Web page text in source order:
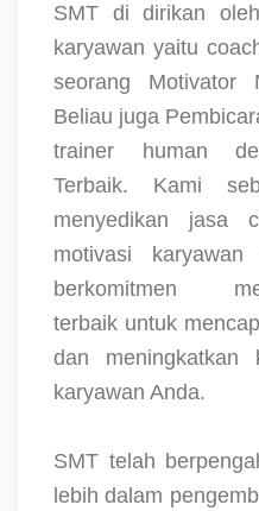
SMT di dirikan
karyawan yaitu
seorang Motivator
Beliau juga
trainer human
Terbaik. Kami
menyedikan jasa
motivasi
berkomitmen
terbaik untuk
dan meningkatkan
karyawan Anda.
SMT telah
lebih dalam